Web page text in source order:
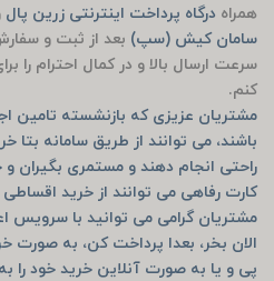
همراه درگاه پرداخت اینترنتی زرین پال
سامان کیش (سپ) بعد از ثبت و
سرعت ارسال بالا و در کمال احترام را
کنم.
مشتریان عزیزی که بازنشسته تامین
باشند، می توانند از طریق سامانه بتا
راحتی انجام دهند و مستمری بگیران و
کارت رفاهی می توانند از خرید
مشتریان گرامی می توانید با سرویس
الان بخر، بعدا پرداخت کن، به